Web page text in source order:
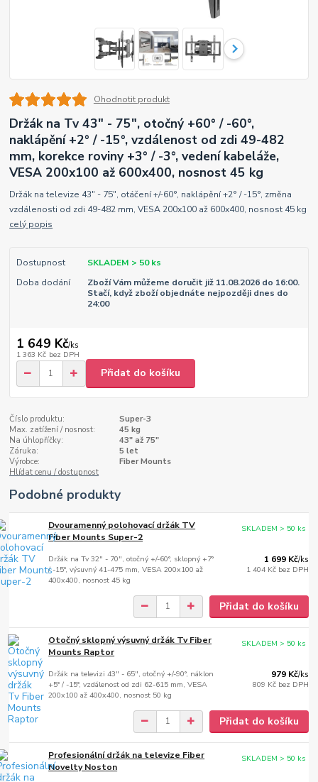
Ohodnotit produkt
Držák na Tv 43" - 75", otočný +60° / -60°,
naklápění +2° / -15°, vzdálenost od zdi 49-482
mm, korekce roviny +3° / -3°, vedení kabeláže,
VESA 200x100 až 600x400, nosnost 45 kg
Držák na televize 43" - 75", otáčení +/-60°, naklápění +2° / -15°, změna
vzdálenosti od zdi 49-482 mm, VESA 200x100 až 600x400, nosnost 45 kg
celý popis
Dostupnost
SKLADEM > 50 ks
Doba dodání
Zboží Vám můžeme doručit již 11.08.2026 do 16:00.
Stačí, když zboží objednáte nejpozději dnes do
24:00
1 649 Kč/ks
1 363 Kč bez DPH
Přidat do košíku
Číslo produktu:
Super-3
Max. zatížení / nosnost:
45 kg
Na úhlopříčky:
43" až 75"
Záruka:
5 let
Výrobce:
Fiber Mounts
Hlídat cenu / dostupnost
Podobné produkty
Dvouramenný polohovací držák TV
Fiber Mounts Super-2
Držák na Tv 32" - 70", otočný +/-60°, sklopný +7°
/ -15°, výsuvný 41-475 mm, VESA 200x100 až
400x400, nosnost 45 kg
1 699 Kč/ks
1 404 Kč bez DPH
SKLADEM > 50 ks
Přidat do košíku
Otočný sklopný výsuvný držák Tv Fiber
Mounts Raptor
Držák na televizi 43" - 65", otočný +/-90°, náklon
+5° / -15°, vzdálenost od zdi 62-615 mm, VESA
200x100 až 400x400, nosnost 50 kg
979 Kč/ks
809 Kč bez DPH
SKLADEM > 50 ks
Přidat do košíku
Profesionální držák na televize Fiber
Novelty Noston
SKLADEM > 50 ks